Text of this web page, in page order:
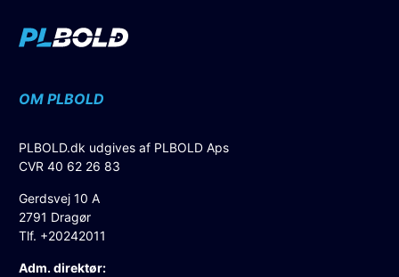
OM PLBOLD
PLBOLD.dk udgives af PLBOLD Aps
CVR 40 62 26 83
Gerdsvej 10 A
2791 Dragør
Tlf. +20242011
Adm. direktør: